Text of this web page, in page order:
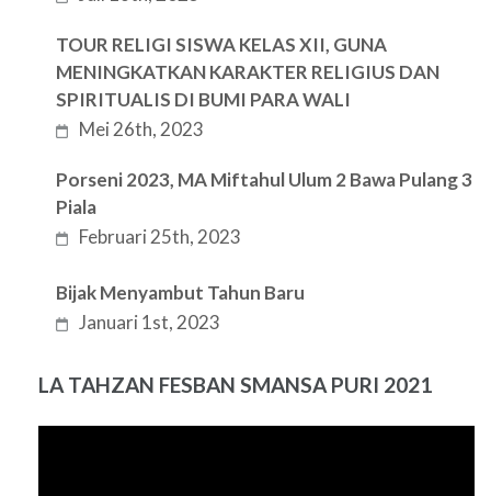
TOUR RELIGI SISWA KELAS XII, GUNA
MENINGKATKAN KARAKTER RELIGIUS DAN
SPIRITUALIS DI BUMI PARA WALI
Mei 26th, 2023
Porseni 2023, MA Miftahul Ulum 2 Bawa Pulang 3
Piala
Februari 25th, 2023
Bijak Menyambut Tahun Baru
Januari 1st, 2023
LA TAHZAN FESBAN SMANSA PURI 2021